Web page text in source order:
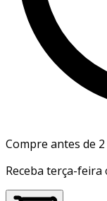
Compre antes de
Receba terça-